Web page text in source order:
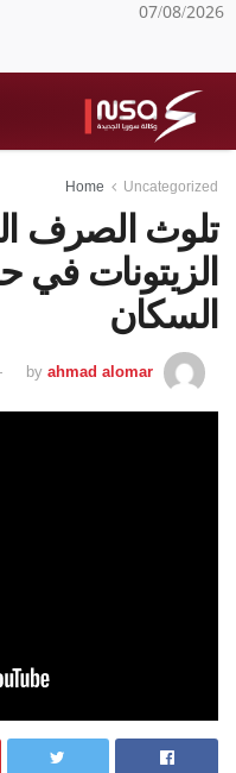
07/08/2026
Home Uncategorized
تلوث الصرف
الزيتونات في
السكان
by ahmad alomar